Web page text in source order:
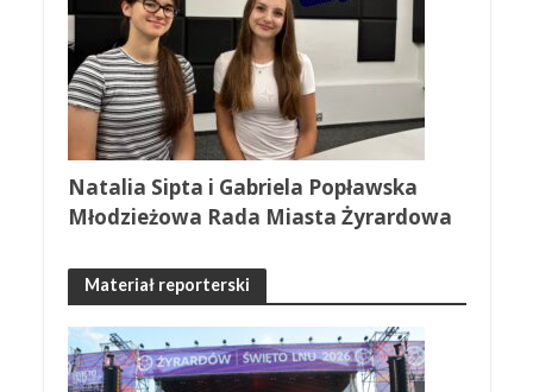
Natalia Sipta i Gabriela Popławska
Młodzieżowa Rada Miasta Żyrardowa
Materiał reporterski